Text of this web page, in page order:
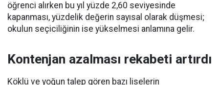
öğrenci alırken bu yıl yüzde 2,60 seviyesinde
kapanması, yüzdelik değerin sayısal olarak düşmesi;
okulun seçiciliğinin ise yükselmesi anlamına gelir.
Kontenjan azalması rekabeti artırdı
Köklü ve yoğun talep gören bazı liselerin